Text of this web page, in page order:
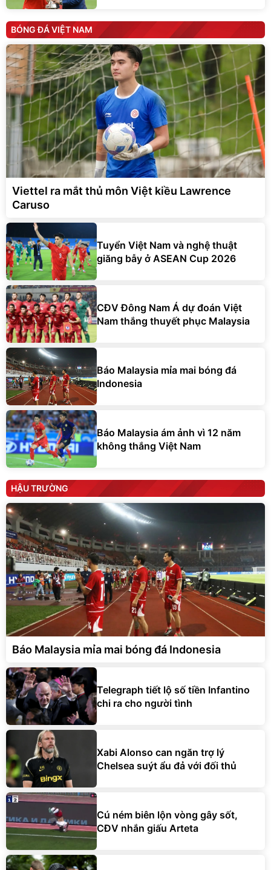
BÓNG ĐÁ VIỆT NAM
Viettel ra mắt thủ môn Việt kiều Lawrence
Caruso
Tuyển Việt Nam và nghệ thuật
giăng bẫy ở ASEAN Cup 2026
CĐV Đông Nam Á dự đoán Việt
Nam thắng thuyết phục Malaysia
Báo Malaysia mỉa mai bóng đá
Indonesia
Báo Malaysia ám ảnh vì 12 năm
không thắng Việt Nam
HẬU TRƯỜNG
Báo Malaysia mỉa mai bóng đá Indonesia
Telegraph tiết lộ số tiền Infantino
chi ra cho người tình
Xabi Alonso can ngăn trợ lý
Chelsea suýt ẩu đả với đối thủ
Cú ném biên lộn vòng gây sốt,
CĐV nhắn giấu Arteta